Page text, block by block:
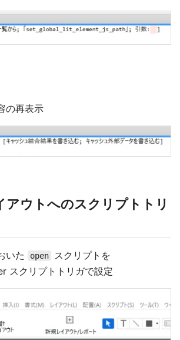
の再表示
ウトへのスクリプトトリ
いた open
スクリプトを
スクリプトトリガで設定